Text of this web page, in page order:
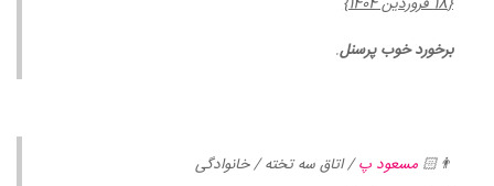
برخورد خوب پرسنل.
👨🏻 مسعود پ/ اتاق سه تخته / خانوادگی